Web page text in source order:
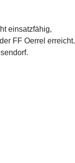
einsatzfähig,
FF Oerrel erreicht.